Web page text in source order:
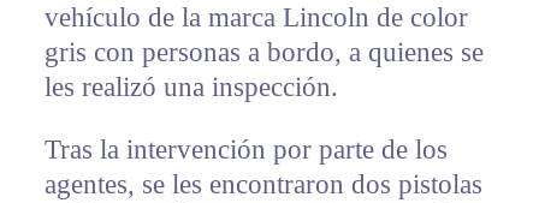
vehículo de la marca Lincoln de color
gris con personas a bordo, a quienes se
les realizó una inspección.
Tras la intervención por parte de los
agentes, se les encontraron dos pistolas